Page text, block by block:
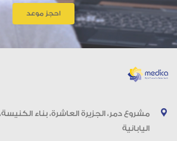
احجز موعد
مشروع دمر، الجزيرة العاشرة، بناء
اليابانية